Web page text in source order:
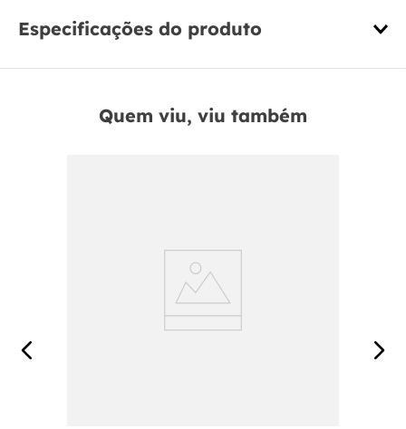
Especificações do produto
Quem viu, viu também